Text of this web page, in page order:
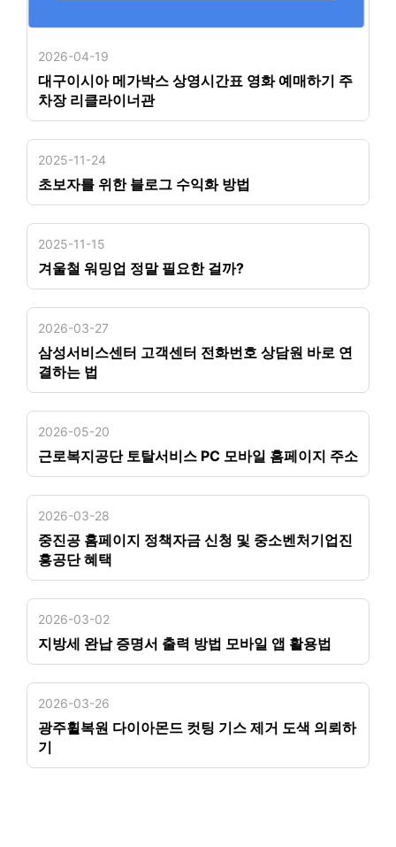
2026-04-19
대구이시아 메가박스 상영시간표 영화 예매하기 주
차장 리클라이너관
2025-11-24
초보자를 위한 블로그 수익화 방법
2025-11-15
겨울철 워밍업 정말 필요한 걸까?
2026-03-27
삼성서비스센터 고객센터 전화번호 상담원 바로 연
결하는 법
2026-05-20
근로복지공단 토탈서비스 PC 모바일 홈페이지 주소
2026-03-28
중진공 홈페이지 정책자금 신청 및 중소벤처기업진
흥공단 혜택
2026-03-02
지방세 완납 증명서 출력 방법 모바일 앱 활용법
2026-03-26
광주휠복원 다이아몬드 컷팅 기스 제거 도색 의뢰하
기